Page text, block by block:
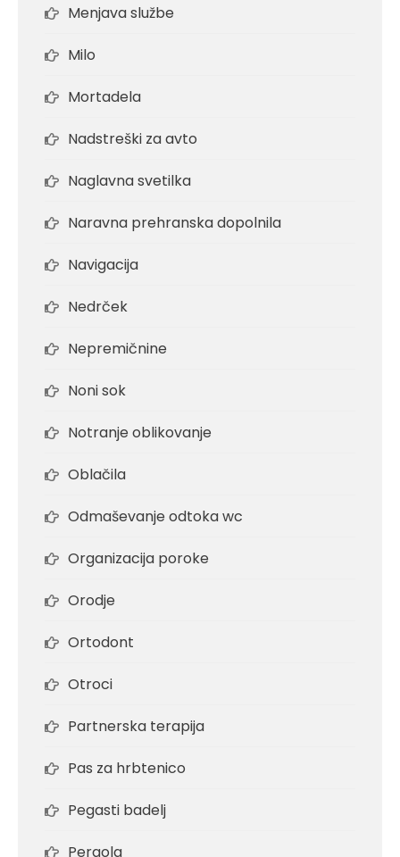
Menjava službe
Milo
Mortadela
Nadstreški za avto
Naglavna svetilka
Naravna prehranska dopolnila
Navigacija
Nedrček
Nepremičnine
Noni sok
Notranje oblikovanje
Oblačila
Odmaševanje odtoka wc
Organizacija poroke
Orodje
Ortodont
Otroci
Partnerska terapija
Pas za hrbtenico
Pegasti badelj
Pergola